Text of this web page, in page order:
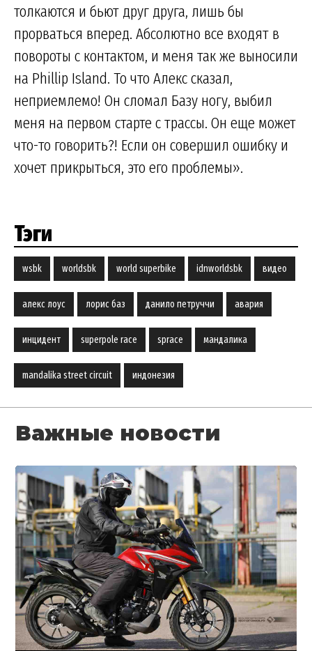
толкаются и бьют друг друга, лишь бы
прорваться вперед. Абсолютно все входят в
повороты с контактом, и меня так же выносили
на Phillip Island. То что Алекс сказал,
неприемлемо! Он сломал Базу ногу, выбил
меня на первом старте с трассы. Он еще может
что-то говорить?! Если он совершил ошибку и
хочет прикрыться, это его проблемы».
Тэги
wsbk worldsbk world superbike idnworldsbk видео
алекс лоус лорис баз данило петруччи авария
инцидент superpole race sprace мандалика
mandalika street circuit индонезия
Важные новости